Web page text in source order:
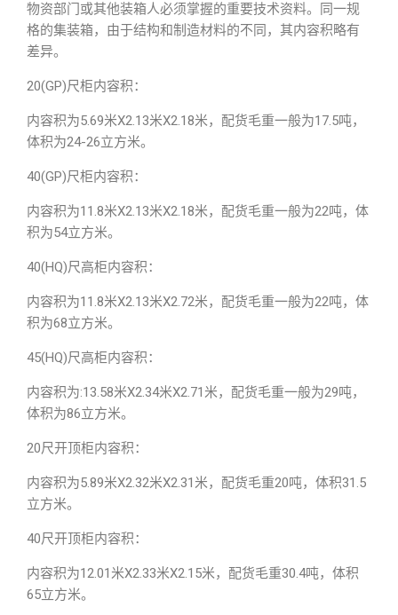
物资部门或其他装箱人必须掌握的重要技术资料。同一规
格的集装箱，由于结构和制造材料的不同，其内容积略有
差异。
20(GP)尺柜内容积：
内容积为5.69米X2.13米X2.18米，配货毛重一般为17.5吨，
体积为24-26立方米。
40(GP)尺柜内容积：
内容积为11.8米X2.13米X2.18米，配货毛重一般为22吨，体
积为54立方米。
40(HQ)尺高柜内容积：
内容积为11.8米X2.13米X2.72米，配货毛重一般为22吨，体
积为68立方米。
45(HQ)尺高柜内容积：
内容积为:13.58米X2.34米X2.71米，配货毛重一般为29吨，
体积为86立方米。
20尺开顶柜内容积：
内容积为5.89米X2.32米X2.31米，配货毛重20吨，体积31.5
立方米。
40尺开顶柜内容积：
内容积为12.01米X2.33米X2.15米，配货毛重30.4吨，体积
65立方米。